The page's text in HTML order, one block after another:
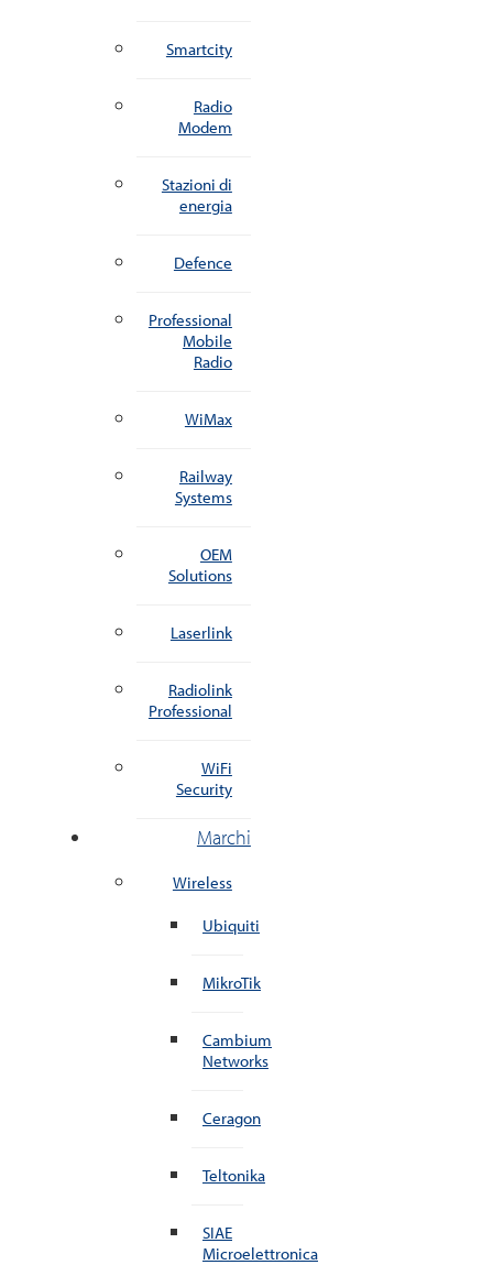
Smartcity
Radio
Modem
Stazioni di
energia
Defence
Professional
Mobile
Radio
WiMax
Railway
Systems
OEM
Solutions
Laserlink
Radiolink
Professional
WiFi
Security
Marchi
Wireless
Ubiquiti
MikroTik
Cambium
Networks
Ceragon
Teltonika
SIAE
Microelettronica